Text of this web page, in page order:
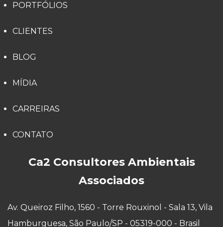
PORTFÓLIOS
CLIENTES
BLOG
MÍDIA
CARREIRAS
CONTATO
Ca2 Consultores Ambientais
Associados
Av. Queiroz Filho, 1560 - Torre Rouxinol - Sala 13, Vila
Hamburguesa, São Paulo/SP - 05319-000 - Brasil